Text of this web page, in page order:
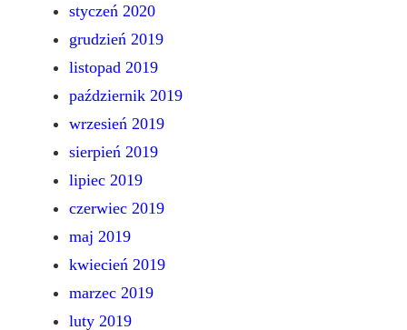
styczeń 2020
grudzień 2019
listopad 2019
październik 2019
wrzesień 2019
sierpień 2019
lipiec 2019
czerwiec 2019
maj 2019
kwiecień 2019
marzec 2019
luty 2019